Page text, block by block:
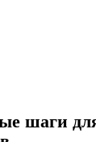
шаги